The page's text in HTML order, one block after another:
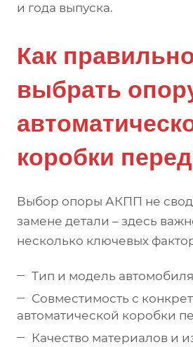
и года выпуска.
Как
выбрать
коробки
Выбор опоры АКПП не
замене детали – здесь
несколько ключевых
Тип и модель
Совместимость с
автоматической коробки
Качество материалов и